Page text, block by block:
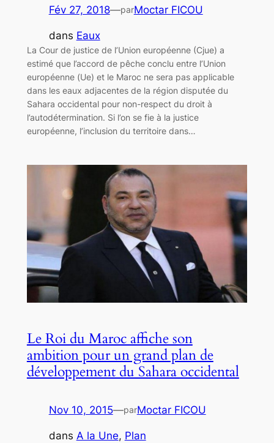
Fév 27, 2018—parMoctar FICOU
dans Eaux
La Cour de justice de l’Union européenne (Cjue) a
estimé que l’accord de pêche conclu entre l’Union
européenne (Ue) et le Maroc ne sera pas applicable
dans les eaux adjacentes de la région disputée du
Sahara occidental pour non-respect du droit à
l’autodétermination. Si l’on se fie à la justice
européenne, l’inclusion du territoire dans…
Le Roi du Maroc affiche son
ambition pour un grand plan de
développement du Sahara occidental
Nov 10, 2015—parMoctar FICOU
dans A la Une, Plan